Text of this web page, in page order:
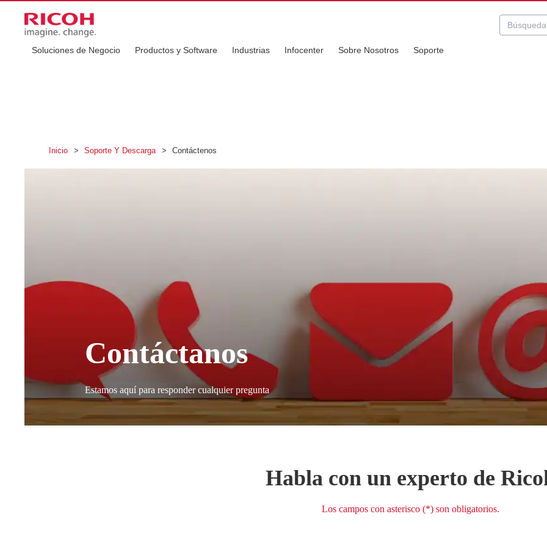
Soluciones de Negocio Productos y Software Industrias Infocenter Sobre Nosotros Soporte
Inicio > Soporte Y Descarga > Contáctenos
Contáctanos
Estamos aquí para responder cualquier pregunta
Habla con un experto de
Los campos con asterisco (*) son obligatorios.